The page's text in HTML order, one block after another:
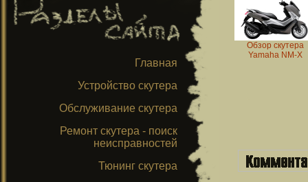
Главная
Устройство скутера
Обслуживание скутера
Ремонт скутера - поиск
неисправностей
Тюнинг скутера
Обзор скутера
Yamaha NM-X